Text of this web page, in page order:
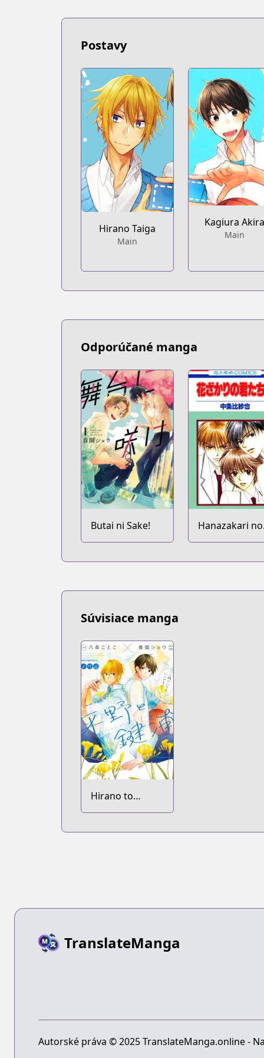
https://www.mangaupdates.com/
Book☆Walker
Official English
Official English
https://yenpress.com/series/hirano-
Postavy
Hirano Taiga
Main
Kagiura Akira
Main
Odporúčané manga
Butai ni Sake!
Hanazakari no
Kimitachi e
Súvisiace manga
Hirano to
Kagiura
TranslateManga
Autorské práva © 2025 TranslateManga.online -